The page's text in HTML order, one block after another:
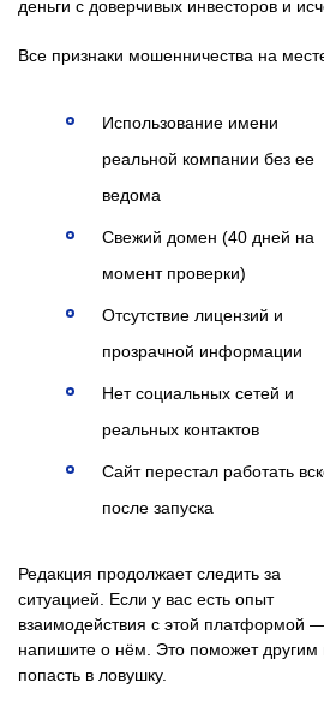
деньги с доверчивых инвесторов и
Все признаки мошенничества на
Использование имени
реальной компании без ее
ведома
Свежий домен (40 дней на
момент проверки)
Отсутствие лицензий и
прозрачной информации
Нет социальных сетей и
реальных контактов
Сайт перестал работать
после запуска
Редакция продолжает следить за
ситуацией. Если у вас есть опыт
взаимодействия с этой платформой
напишите о нём. Это поможет другим
попасть в ловушку.